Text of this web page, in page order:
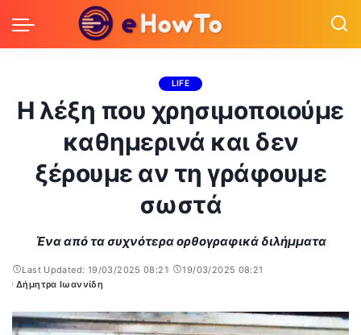
LIFE
Η λέξη που χρησιμοποιούμε
καθημερινά και δεν
ξέρουμε αν τη γράφουμε
σωστά
Ένα από τα συχνότερα ορθογραφικά διλήμματα
Last Updated: 19/03/2025 08:21
19/03/2025 08:21
Posted
Δήμητρα Ιωαννίδη